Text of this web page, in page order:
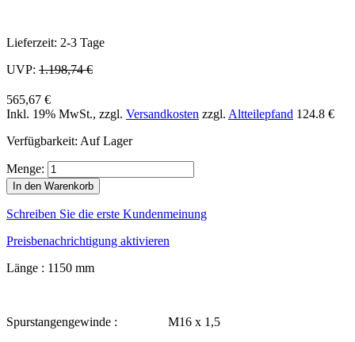
Lieferzeit: 2-3 Tage
UVP: 1.198,74 €
565,67 €
Inkl. 19% MwSt., zzgl. Versandkosten zzgl. Altteilepfand 124.8 €
Verfügbarkeit: Auf Lager
Menge:
In den Warenkorb
Schreiben Sie die erste Kundenmeinung
Preisbenachrichtigung aktivieren
Länge : 1150 mm
Spurstangengewinde : M16 x 1,5